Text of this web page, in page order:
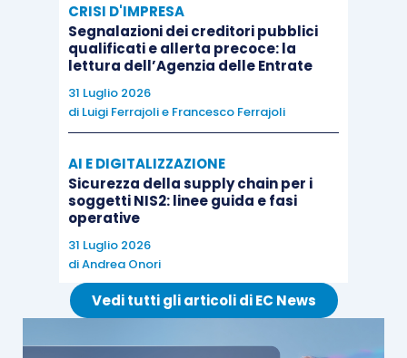
tutti i componenti del gruppo
le condizioni previste dallaa)del
4dell’articolo 38-
prestazione dellagaranzia, vanno
verificate in capo a ciascun partecipante;
ciascun anno, tra gli importi accertati e
quelli dell’imposta dovuta o del credito
dichiarato superiore ai limiti di cui alla
CRISI D'IMPRESA
Segnalazioni dei creditori pubblici
qualificati e allerta precoce: la
lettura dell’Agenzia delle Entrate
31 Luglio 2026
di Luigi Ferrajolie Francesco Ferrajoli
AI E DIGITALIZZAZIONE
Sicurezza della supply chain per i
soggetti NIS2: linee guida e fasi
operative
31 Luglio 2026
diAndrea Onori
Vedi tutti gli articoli di EC News